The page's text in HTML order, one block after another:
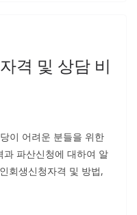
격 및 상담 비
이 어려운 분들을 위한
파산신청에 대하여 알
회생신청자격 및 방법,